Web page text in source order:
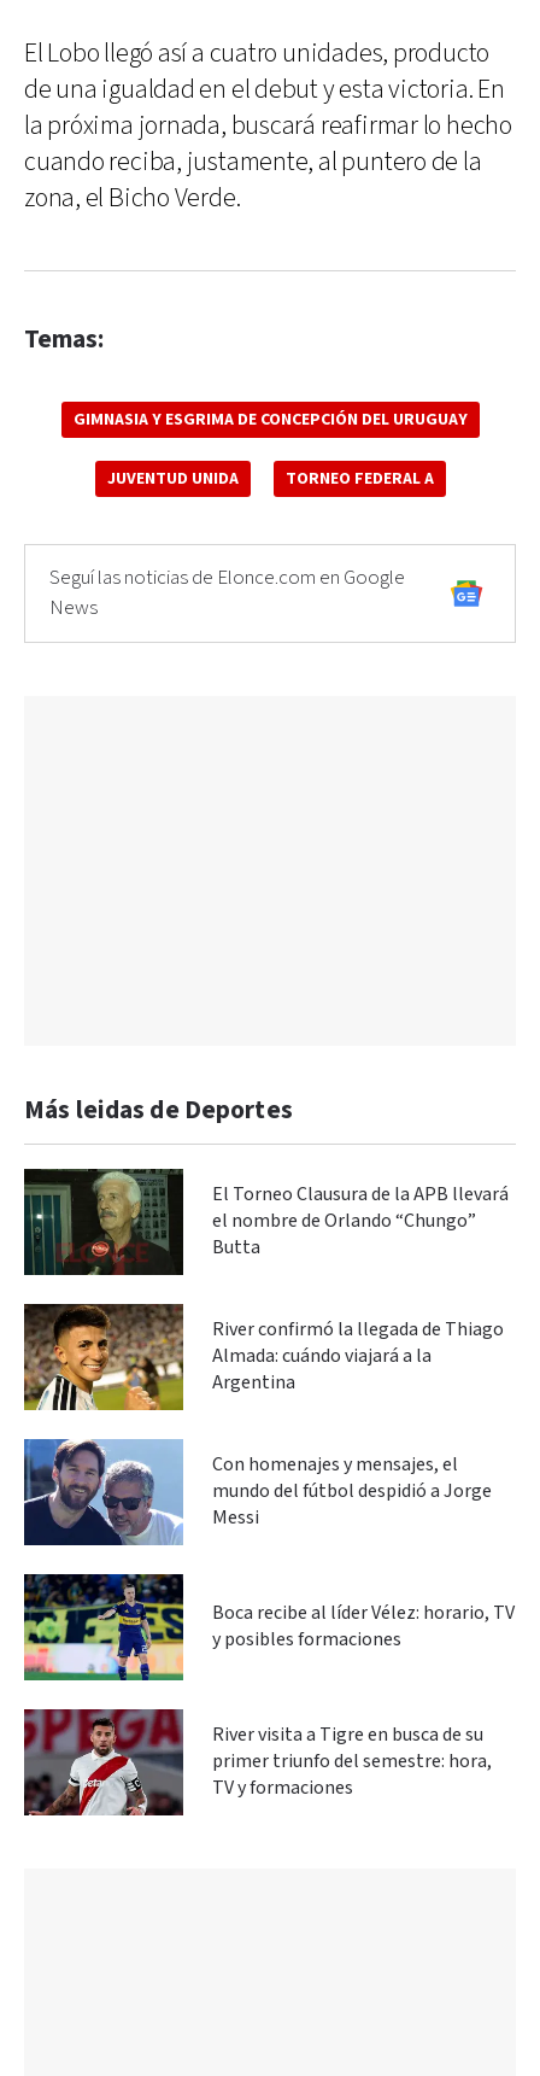
El Lobo llegó así a cuatro unidades, producto
de una igualdad en el debut y esta victoria. En
la próxima jornada, buscará reafirmar lo hecho
cuando reciba, justamente, al puntero de la
zona, el Bicho Verde.
Temas:
GIMNASIA Y ESGRIMA DE CONCEPCIÓN DEL URUGUAY
JUVENTUD UNIDA TORNEO FEDERAL A
Seguí las noticias de Elonce.com en Google
News
Más leidas de Deportes
El Torneo Clausura de la APB llevará
el nombre de Orlando “Chungo”
Butta
River confirmó la llegada de Thiago
Almada: cuándo viajará a la
Argentina
Con homenajes y mensajes, el
mundo del fútbol despidió a Jorge
Messi
Boca recibe al líder Vélez: horario, TV
y posibles formaciones
River visita a Tigre en busca de su
primer triunfo del semestre: hora,
TV y formaciones